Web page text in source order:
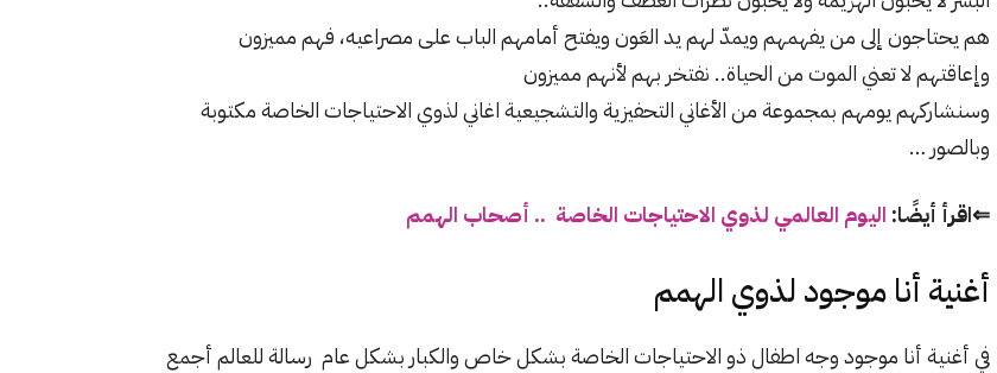
هم يحتاجون إلى من يفهمهم ويمدّ لهم يد العَون ويفتح أمامهم الباب على مصراعيه، فهم مميزون
وإعاقتهم لا تعني الموت من الحياة.. نفتخر بهم لأنهم مميزون
وسنشاركهم يومهم بمجموعة من الأغاني التحفيزية والتشجيعية اغاني لذوي الاحتياجات الخاصة مكتوبة
وبالصور …
⇐اقرأ أيضًا: اليوم العالمي لذوي الاحتياجات الخاصة .. أصحاب الهمم
أغنية أنا موجود لذوي الهمم
في أغنية أنا موجود وجه اطفال ذو الاحتياجات الخاصة بشكل خاص والكبار بشكل عام رسالة للعالم أجمع